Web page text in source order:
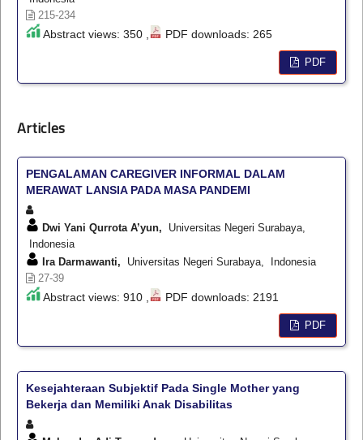
215-234
Abstract views: 350 , PDF downloads: 265
PDF
Articles
PENGALAMAN CAREGIVER INFORMAL DALAM
MERAWAT LANSIA PADA MASA PANDEMI
Dwi Yani Qurrota A’yun, Universitas Negeri Surabaya,
Indonesia
Ira Darmawanti, Universitas Negeri Surabaya, Indonesia
27-39
Abstract views: 910 , PDF downloads: 2191
PDF
Kesejahteraan Subjektif Pada Single Mother yang
Bekerja dan Memiliki Anak Disabilitas